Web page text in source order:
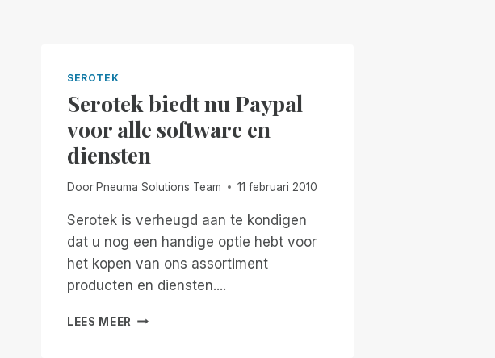
SEROTEK
Serotek biedt nu Paypal
voor alle software en
diensten
DoorPneuma Solutions Team 11 februari 2010
Serotek is verheugd aan te kondigen
dat u nog een handige optie hebt voor
het kopen van ons assortiment
producten en diensten....
LEES MEER SEROTEK